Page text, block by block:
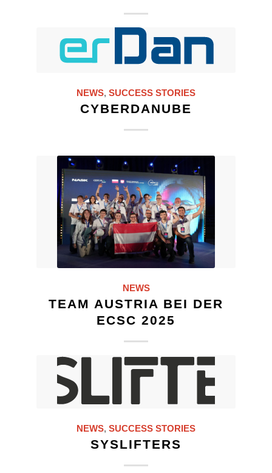
NEWS, SUCCESS STORIES
CYBERDANUBE
NEWS
TEAM AUSTRIA BEI DER
ECSC 2025
NEWS, SUCCESS STORIES
SYSLIFTERS